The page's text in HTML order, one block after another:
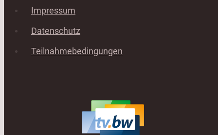
Impressum
Datenschutz
Teilnahmebedingungen